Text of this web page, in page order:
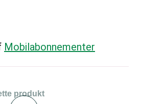
Mobilabonnementer
produkt